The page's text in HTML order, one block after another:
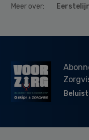
Meer over: